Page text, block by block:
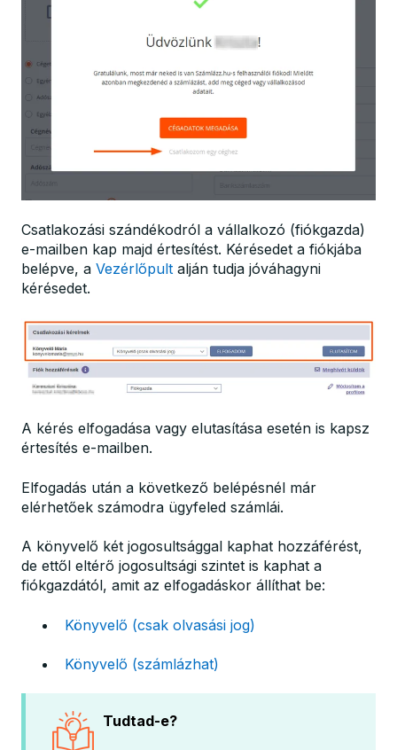
Csatlakozási szándékodról a vállalkozó (fiókgazda)
e-mailben kap majd értesítést. Kérésedet a fiókjába
belépve, a Vezérlőpult alján tudja jóváhagyni
kérésedet.
A kérés elfogadása vagy elutasítása esetén is kapsz
értesítés e-mailben.
Elfogadás után a következő belépésnél már
elérhetőek számodra ügyfeled számlái.
A könyvelő két jogosultsággal kaphat hozzáférést,
de ettől eltérő jogosultsági szintet is kaphat a
fiókgazdától, amit az elfogadáskor állíthat be:
Könyvelő (csak olvasási jog)
Könyvelő (számlázhat)
Tudtad-e?